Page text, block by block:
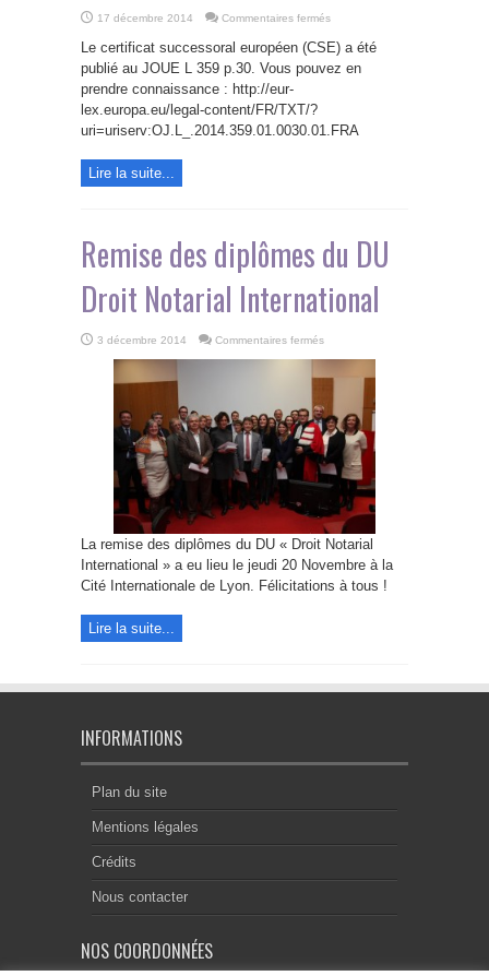
17 décembre 2014 Commentaires fermés
successoral
européen
Le certificat successoral européen (CSE) a été
publié au JOUE L 359 p.30. Vous pouvez en
prendre connaissance : http://eur-
lex.europa.eu/legal-content/FR/TXT/?
uri=uriserv:OJ.L_.2014.359.01.0030.01.FRA
Lire la suite...
Remise des diplômes du DU
Droit Notarial International
3 décembre 2014 Commentaires fermés
des
Droit
Notarial
International
La remise des diplômes du DU « Droit Notarial
International » a eu lieu le jeudi 20 Novembre à la
Cité Internationale de Lyon. Félicitations à tous !
Lire la suite...
INFORMATIONS
Plan du site
Mentions légales
Crédits
Nous contacter
NOS COORDONNÉES